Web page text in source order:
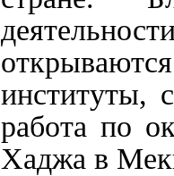
институты,
работа по
Хаджа в